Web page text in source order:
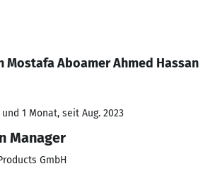
Mostafa Aboamer Ahmed Hassan
und 1 Monat, seit Aug. 2023
Manager
GmbH